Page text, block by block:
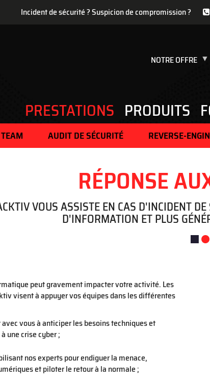
Incident de sécurité ? Suspicion de compromission ?
NOTRE OFFRE
PRESTATIONS PRODUITS
AUDIT DE SÉCURITÉ REVERSE-
RÉPONSE
VOUS ASSISTE EN CAS D'INCIDENT
D'INFORMATION ET PLUS
peut gravement impacter votre activité. Les
visent à appuyer vos équipes dans les différentes
vous à anticiper les besoins techniques et
une crise cyber ;
nos experts pour endiguer la menace,
et piloter le retour à la normale ;